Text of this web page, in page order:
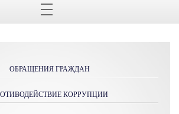
ОБРАЩЕНИЯ ГРАЖДАН
КОРРУПЦИИ